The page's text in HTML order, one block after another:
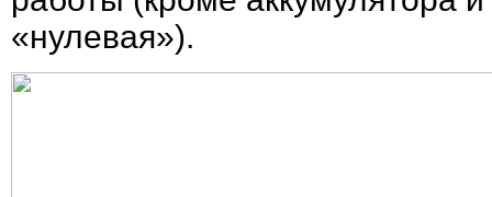
«нулевая»).